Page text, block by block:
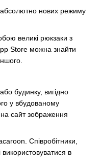
абсолютно нових режиму
великі рюкзаки з
Store можна знайти
будинку, вигідно
у вбудованому
на сайт зображення
Співробітники,
в